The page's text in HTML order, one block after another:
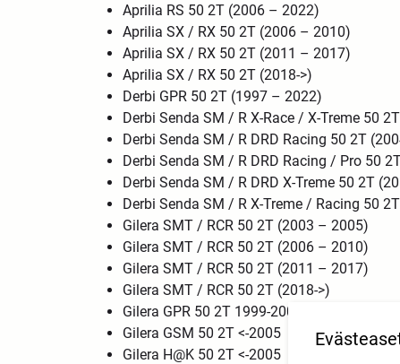
Aprilia RS 50 2T (2006 – 2022)
Aprilia SX / RX 50 2T (2006 – 2010)
Aprilia SX / RX 50 2T (2011 – 2017)
Aprilia SX / RX 50 2T (2018->)
Derbi GPR 50 2T (1997 – 2022)
Derbi Senda SM / R X-Race / X-Treme 50
Derbi Senda SM / R DRD Racing 50 2T
Derbi Senda SM / R DRD Racing / Pro 50
Derbi Senda SM / R DRD X-Treme 50 2T
Derbi Senda SM / R X-Treme / Racing 50
Gilera SMT / RCR 50 2T (2003 – 2005)
Gilera SMT / RCR 50 2T (2006 – 2010)
Gilera SMT / RCR 50 2T (2011 – 2017)
Gilera SMT / RCR 50 2T (2018->)
Gilera GPR 50 2T 1999-2001
Gilera GSM 50 2T <-2005
Gilera H@K 50 2T <-2005